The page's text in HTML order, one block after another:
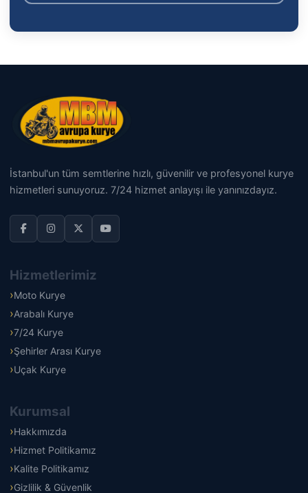
İstanbul'un tüm semtlerine hızlı, güvenilir ve profesyonel kurye
hizmetleri sunuyoruz. 7/24 hizmet anlayışı ile yanınızdayız.
Hizmetlerimiz
Moto Kurye
Arabalı Kurye
7/24 Kurye
Şehirler Arası Kurye
Uçak Kurye
Kurumsal
Hakkımızda
Hizmet Politikamız
Kalite Politikamız
Gizlilik & Güvenlik